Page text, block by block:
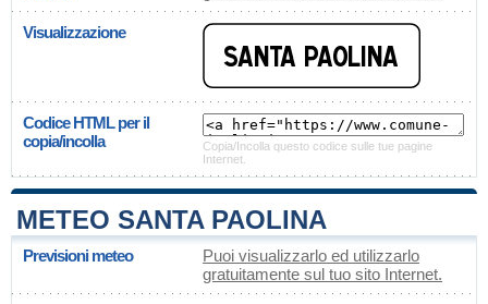
Visualizzazione
Codice HTML per il
copia/incolla
Copia/Incolla questo codice sulle tue pagine
Internet.
METEO SANTA PAOLINA
Previsioni meteo
Puoi visualizzarlo ed utilizzarlo
gratuitamente sul tuo sito Internet.